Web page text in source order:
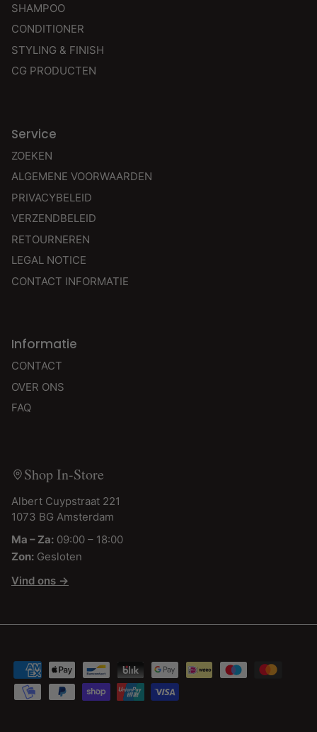
SHAMPOO
CONDITIONER
STYLING & FINISH
CG PRODUCTEN
Service
ZOEKEN
ALGEMENE VOORWAARDEN
PRIVACYBELEID
VERZENDBELEID
RETOURNEREN
LEGAL NOTICE
CONTACT INFORMATIE
Informatie
CONTACT
OVER ONS
FAQ
Shop In-Store
Albert Cuypstraat 221
1073 BG Amsterdam
Ma – Za: 09:00 – 18:00
Zon: Gesloten
Vind ons →